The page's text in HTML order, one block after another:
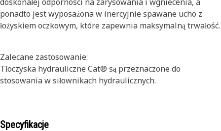
ponadto jest wyposażona w inercyjnie spawane ucho z
łożyskiem oczkowym, które zapewnia maksymalną trwałość.
Zalecane zastosowanie:
Tłoczyska hydrauliczne Cat® są przeznaczone do
stosowania w siłownikach hydraulicznych.
Specyfikacje